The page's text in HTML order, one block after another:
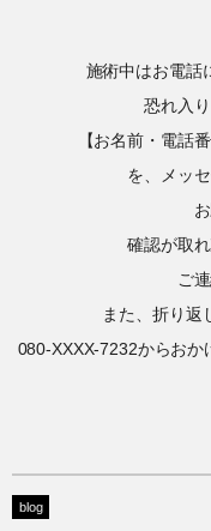
施術中はお電話
恐れ入
【お名前・電話
を、メッ
確認が取
ご
また、折り返
080-XXXX-7232からおか
blog